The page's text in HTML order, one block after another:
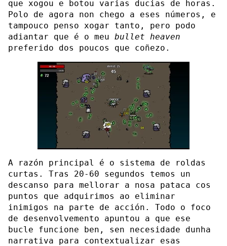
que xogou e botou varias ducias de horas.
Polo de agora non chego a eses números, e
tampouco penso xogar tanto, pero podo
adiantar que é o meu bullet heaven
preferido dos poucos que coñezo.
A razón principal é o sistema de roldas
curtas. Tras 20-60 segundos temos un
descanso para mellorar a nosa pataca cos
puntos que adquirimos ao eliminar
inimigos na parte de acción. Todo o foco
de desenvolvemento apuntou a que ese
bucle funcione ben, sen necesidade dunha
narrativa para contextualizar esas